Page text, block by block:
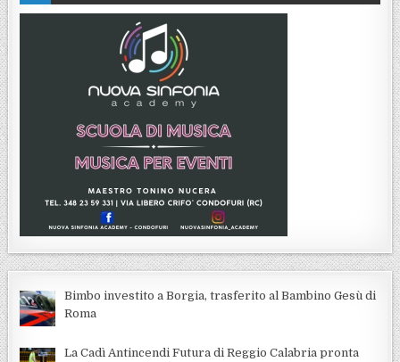
Bimbo investito a Borgia, trasferito al Bambino Gesù di
Roma
La Cadì Antincendi Futura di Reggio Calabria pronta